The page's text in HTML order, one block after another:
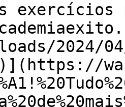
exercícios
2024/